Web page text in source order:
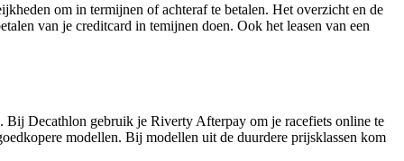
om in termijnen of achteraf te betalen. Het overzicht en de
van je creditcard in temijnen doen. Ook het leasen van een
Bij Decathlon gebruik je Riverty Afterpay om je racefiets online te
modellen. Bij modellen uit de duurdere prijsklassen kom